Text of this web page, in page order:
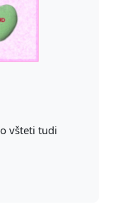
všteti tudi